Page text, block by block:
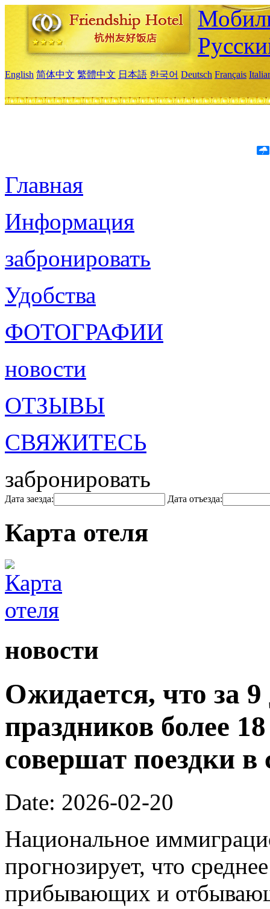
English 简体中文 繁體中文 日本語 한국어 Deutsch Français
Главная
Информация
забронировать
Удобства
ФОТОГРАФИИ
новости
ОТЗЫВЫ
СВЯЖИТЕСЬ
забронировать
Дата заезда: Дата отъезда:
Карта отеля
новости
Ожидается, что за 9
праздников более
совершат поездки
Date: 2026-02-20
Национальное
прогнозирует, что
прибывающих и